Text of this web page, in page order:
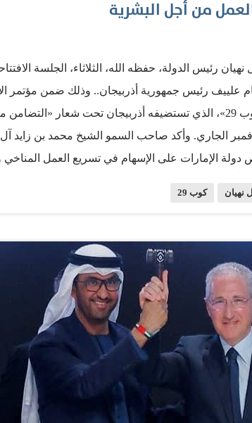
من أجل البشرية
رئيس الدولة، حفظه الله، الثلاثاء، الجلسة
علييف رئيس جمهورية أذربيجان.. وذلك ضمن مؤتمر
اتفاقية الأمم المتحدة بشأن تغير المناخ «كوب 29»، الذي تستضيفه أذربيجان تحت شعار
من 11- 22 من شهر نوفمبر الجاري. وأكد صاحب السمو الشيخ محمد بن
الإمارات على الإسهام في تسريع العمل المناخي
باريس. وشدد سموه على أن استمرار التعاون الدولي
الاقتصادي والاجتماعي المستدام لمصلحة جميع
وليس عبئاً.. مشيراً سموه إلى أن «اتفاق الإمارات»
نهيان كوب 29